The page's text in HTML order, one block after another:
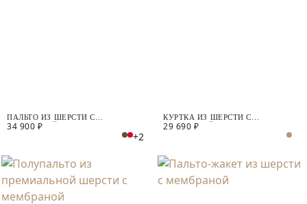
ПАЛЬТО ИЗ ШЕРСТИ С
МЕМБРАНОЙ
34 900 ₽
+2
КУРТКА ИЗ ШЕРСТИ С
МЕМБРАНОЙ
29 690 ₽